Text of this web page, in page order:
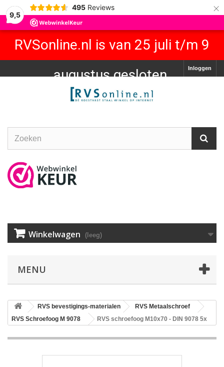
9,5
495 Reviews ×
RVSonline.nl is van 25 juli t/m 9
augustus gesloten.
Inloggen
Winkelwagen (leeg)
MENU
RVS bevestigings-materialen
RVS Metaalschroef
RVS Schroefoog M 9078
RVS schroefoog M10x70 - DIN 9078 5x